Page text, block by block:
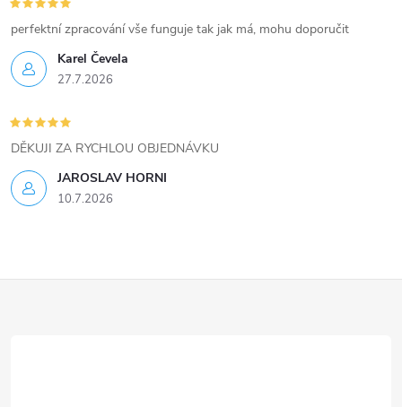
í
p
r
v
k
y
ý
Karel Čevela
27.7.2026
perfektní zpracování vše funguje tak jak má, mohu doporučit
JAROSLAV HORNI
10.7.2026
DĚKUJI ZA RYCHLOU OBJEDNÁVKU